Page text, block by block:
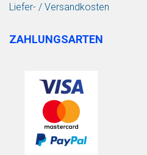
Liefer- / Versandkosten
ZAHLUNGSARTEN